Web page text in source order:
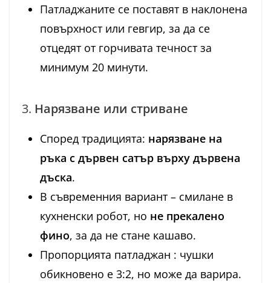
Патладжаните се поставят в наклонена
повърхност или гевгир, за да се
отцедят от горчивата течност за
минимум 20 минути.
3. Нарязване или стриване
Според традицията: нарязване на
ръка с дървен сатър върху дървена
дъска.
В съвременния вариант – смилане в
кухненски робот, но не прекалено
фино, за да не стане кашаво.
Пропорцията патладжан : чушки
обикновено е 3:2, но може да варира.